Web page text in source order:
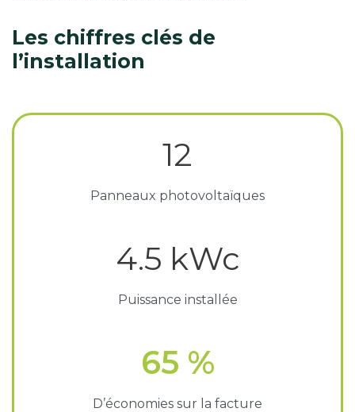
Les chiffres clés de
l’installation
12
Panneaux photovoltaïques
4.5 kWc
Puissance installée
65 %
D’économies sur la facture